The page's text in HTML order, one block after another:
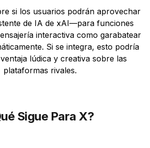
si los usuarios podrán aprovechar
de IA de xAI—para funciones
interactiva como garabatear
Si se integra, esto podría
lúdica y creativa sobre las
plataformas rivales.
Sigue Para X?